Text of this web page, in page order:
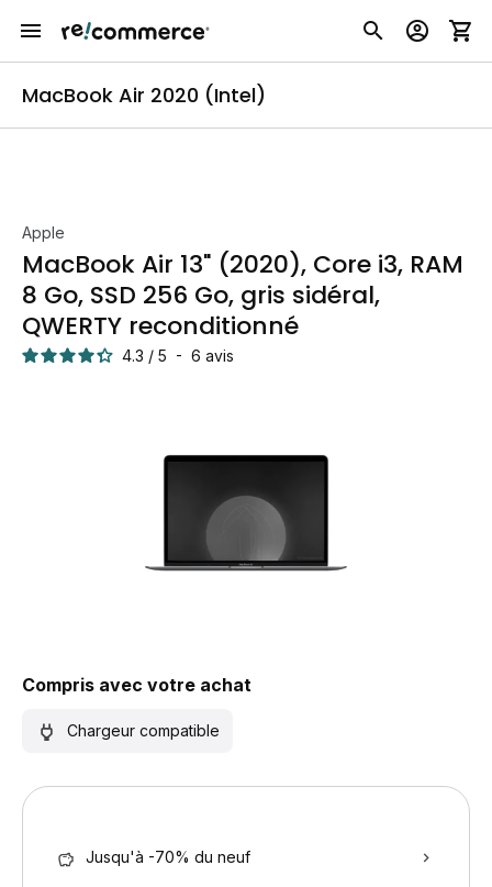
MacBook Air 2020 (Intel)
Apple
MacBook Air 13" (2020), Core i3, RAM
8 Go, SSD 256 Go, gris sidéral,
QWERTY reconditionné
4.3 / 5 - 6 avis
Compris avec votre achat
Chargeur compatible
Jusqu'à -70% du neuf